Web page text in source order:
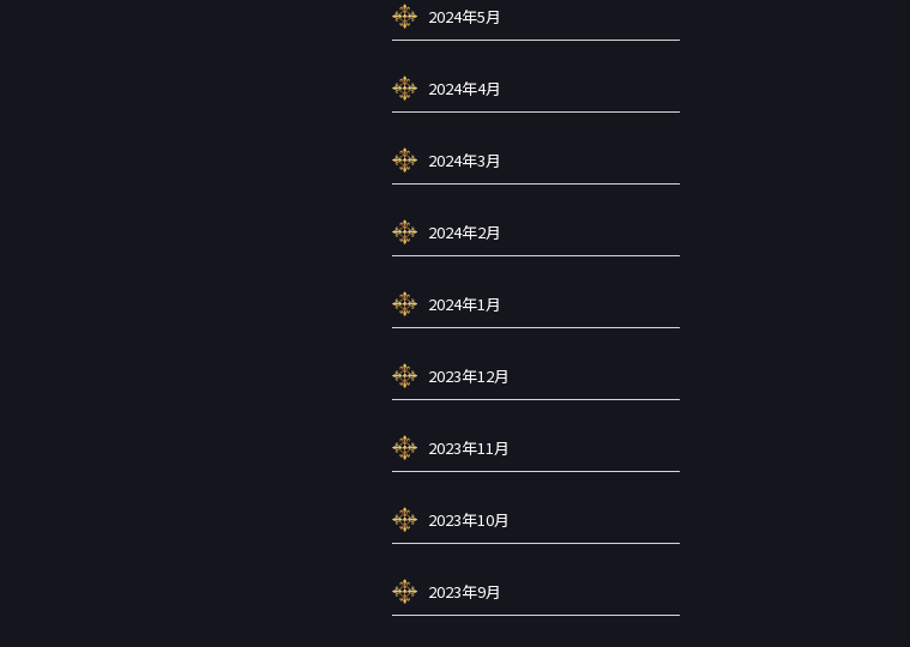
2024年5月
2024年4月
2024年3月
2024年2月
2024年1月
2023年12月
2023年11月
2023年10月
2023年9月